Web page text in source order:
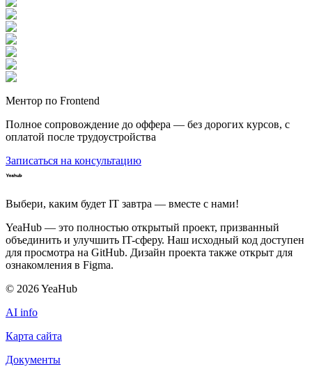
Ментор по Frontend
Полное сопровождение до оффера — без дорогих курсов, с
оплатой после трудоустройства
Записаться на консультацию
Выбери, каким будет IT завтра — вместе c нами!
YeaHub — это полностью открытый проект, призванный
объединить и улучшить IT-сферу. Наш исходный код доступен
для просмотра на GitHub. Дизайн проекта также открыт для
ознакомления в Figma.
© 2026YeaHub
AI info
Карта сайта
Документы